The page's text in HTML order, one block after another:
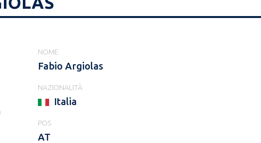
NOME
Fabio Argiolas
NAZIONALITÀ
Italia
POS
AT